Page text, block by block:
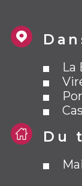
La
Du